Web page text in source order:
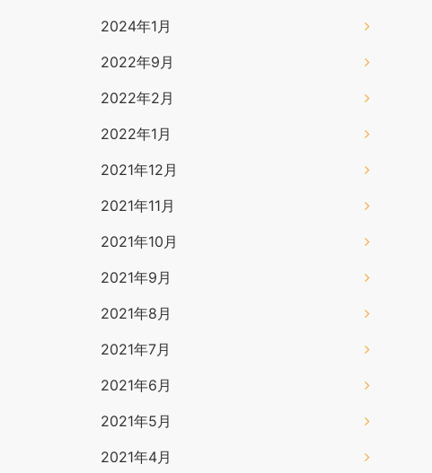
2024年1月
2022年9月
2022年2月
2022年1月
2021年12月
2021年11月
2021年10月
2021年9月
2021年8月
2021年7月
2021年6月
2021年5月
2021年4月